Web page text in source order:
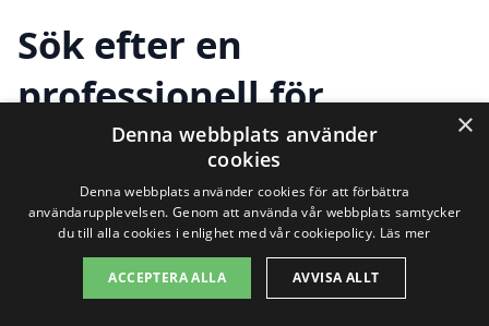
Sök efter en
professionell för
husbesiktning i andra
städer nära Utby
Att hitta pålitlig hjälp för husbesiktning i
×
Denna webbplats använder
cookies
Denna webbplats använder cookies för att förbättra
användarupplevelsen. Genom att använda vår webbplats samtycker
du till alla cookies i enlighet med vår cookiepolicy. Läs mer
ACCEPTERA ALLA AVVISA ALLT